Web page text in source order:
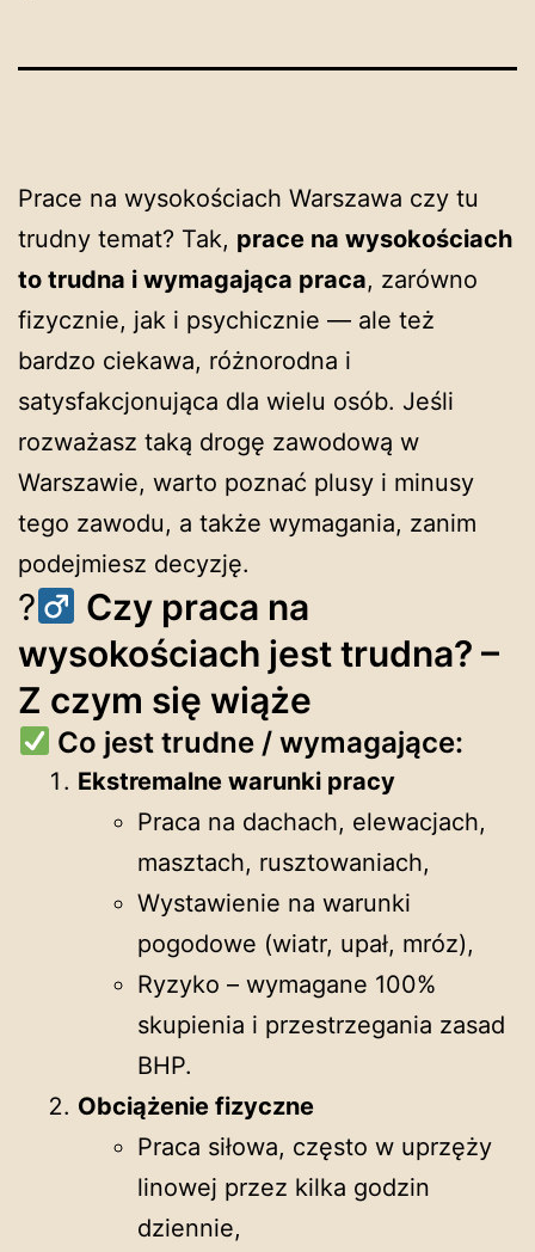
Prace na wysokościach Warszawa czy tu
trudny temat? Tak, prace na wysokościach
to trudna i wymagająca praca, zarówno
fizycznie, jak i psychicznie — ale też
bardzo ciekawa, różnorodna i
satysfakcjonująca dla wielu osób. Jeśli
rozważasz taką drogę zawodową w
Warszawie, warto poznać plusy i minusy
tego zawodu, a także wymagania, zanim
podejmiesz decyzję.
?‍
Czy praca na
wysokościach jest trudna? –
Z czym się wiąże
Co jest trudne / wymagające:
Ekstremalne warunki pracy
Praca na dachach, elewacjach,
masztach, rusztowaniach,
Wystawienie na warunki
pogodowe (wiatr, upał, mróz),
Ryzyko – wymagane 100%
skupienia i przestrzegania zasad
BHP.
Obciążenie fizyczne
Praca siłowa, często w uprzęży
linowej przez kilka godzin
dziennie,